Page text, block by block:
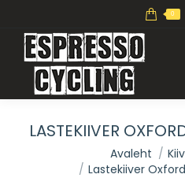
0
LASTEKIIVER
Avaleht
Lastekiiver